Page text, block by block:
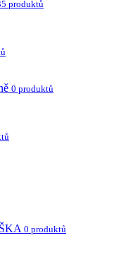
produktů
0 produktů
0 produktů